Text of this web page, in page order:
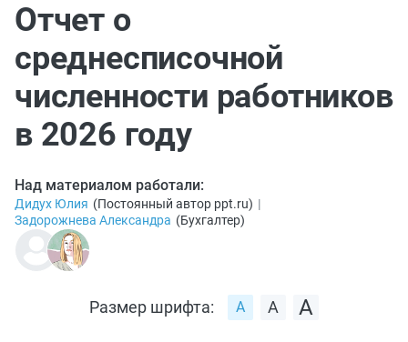
#новости
Отчет о
среднесписочной
численности работников
в 2026 году
Над материалом работали:
Дидух Юлия (Постоянный автор ppt.ru) |
Задорожнева Александра (Бухгалтер)
Размер шрифта: